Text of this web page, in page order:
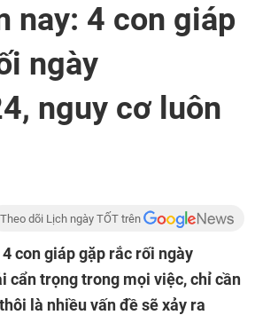
nay: 4 con giáp
ngày
nguy cơ luôn
Theo dõi Lịch ngày TỐT trên
4 con giáp gặp rắc rối ngày
cẩn trọng trong mọi việc, chỉ cần
là nhiều vấn đề sẽ xảy ra